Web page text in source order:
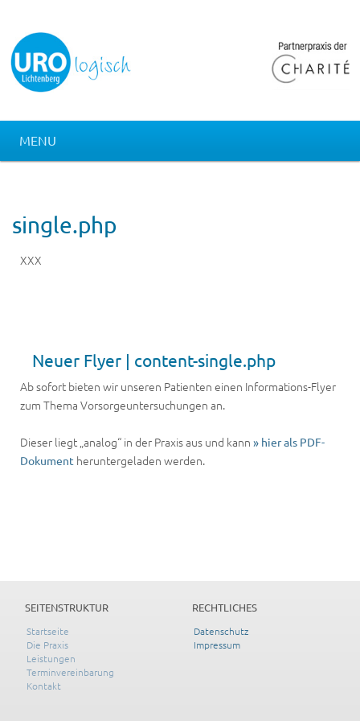
MENU
single.php
XXX
Neuer Flyer | content-single.php
Ab sofort bieten wir unseren Patienten einen Informations-Flyer
zum Thema Vorsorgeuntersuchungen an.
Dieser liegt „analog“ in der Praxis aus und kann » hier als PDF-
Dokument heruntergeladen werden.
SEITENSTRUKTUR
Startseite
Die Praxis
Leistungen
Terminvereinbarung
Kontakt
RECHTLICHES
Datenschutz
Impressum